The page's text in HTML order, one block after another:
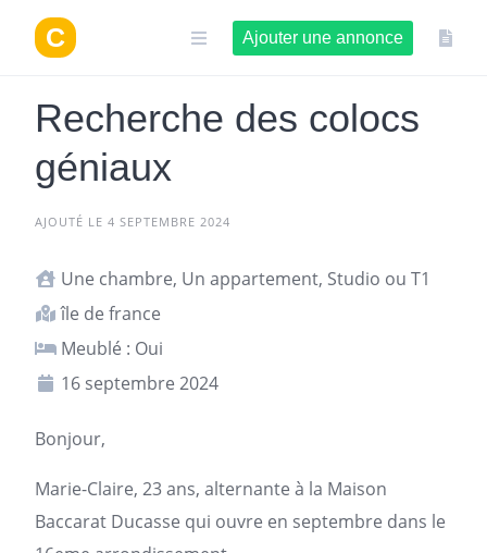
contenu
Ajouter une annonce
Recherche des colocs
géniaux
AJOUTÉ LE 4 SEPTEMBRE 2024
Une chambre, Un appartement, Studio ou T1
île de france
Meublé : Oui
16 septembre 2024
Bonjour,
Marie-Claire, 23 ans, alternante à la Maison
Baccarat Ducasse qui ouvre en septembre dans le